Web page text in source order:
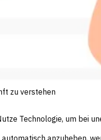
zu verstehen
Technologie, um bei
automatisch anzuheben,